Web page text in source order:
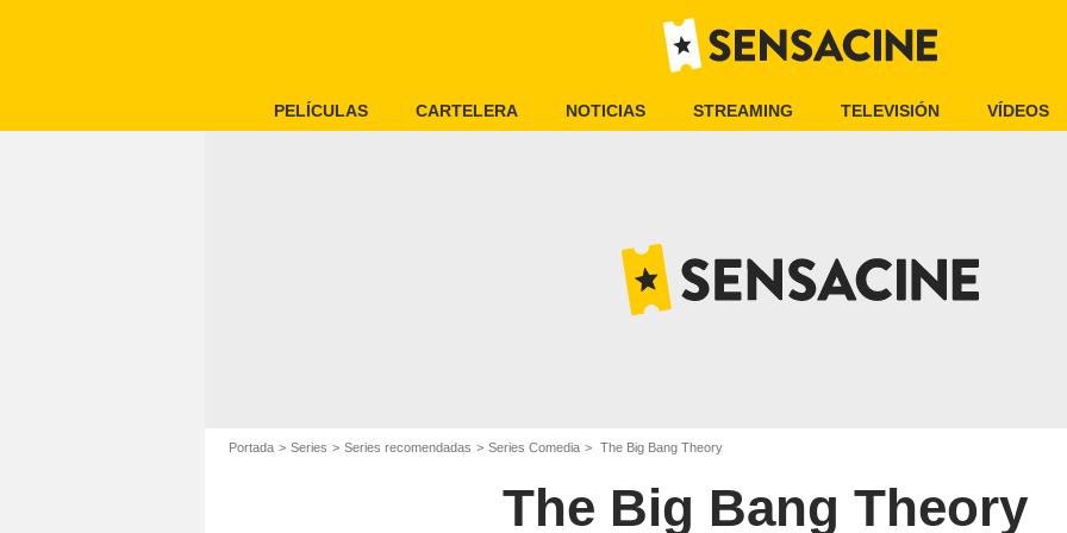
PELÍCULAS CARTELERA NOTICIAS STREAMING TELEVISIÓN VÍDEOS
Portada Series Series recomendadas Series Comedia The Big Bang Theory
The Big Bang Theory